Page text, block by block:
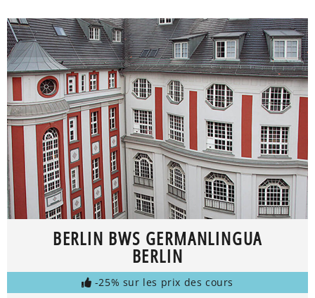
BERLIN BWS GERMANLINGUA
BERLIN
-25% sur les prix des cours